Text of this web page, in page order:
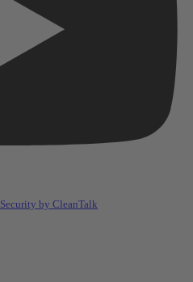
Security by CleanTalk